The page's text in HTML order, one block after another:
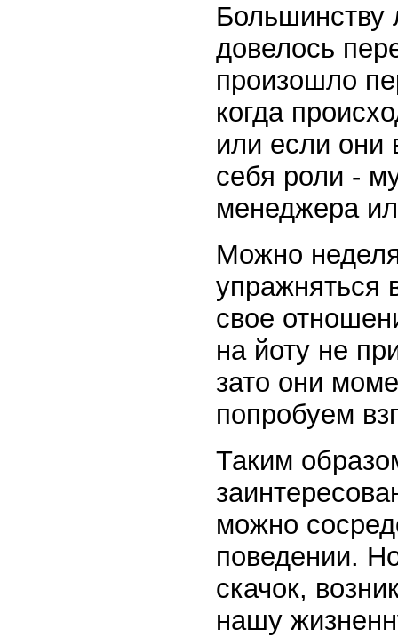
Большинству
довелось
произошло
когда
или если они
себя роли -
менеджера
Можно
упражняться
свое
на йоту не
зато они
попробуем
Таким
можно
поведении.
скачок,
нашу